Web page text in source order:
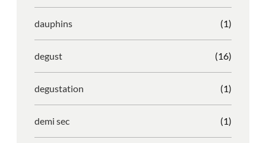
dauphins (1)
degust (16)
degustation (1)
demi sec (1)